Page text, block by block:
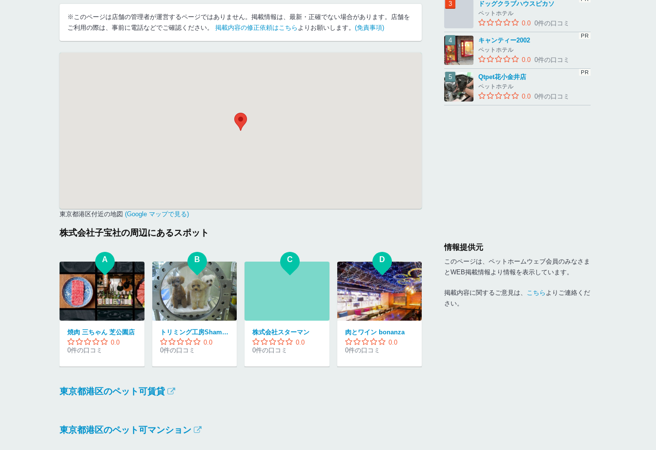
※このページは店舗の管理者が運営するページではありません。掲載情報は、最新・正確でない場合があります。店舗を
ご利用の際は、事前に電話などでご確認ください。 掲載内容の修正依頼はこちら よりお願いします。 (免責事項)
東京都港区付近の地図 (Google マップで見る)
株式会社子宝社の周辺にあるスポット
A
焼肉 三ちゃん 芝公園店
0.0
0件の口コミ
B
トリミング工房Shampoo
0.0
0件の口コミ
C
株式会社スターマン
0.0
0件の口コミ
D
肉とワイン bonanza
0.0
0件の口コミ
東京都港区のペット可賃貸
東京都港区のペット可マンション
ドッグクラブハウスピカソ
ペットホテル
0.0 0件の口コミ
キャンティー2002
ペットホテル
0.0 0件の口コミ
Qtpet花小金井店
ペットホテル
0.0 0件の口コミ
情報提供元
このページは、ペットホームウェブ会員のみなさま
とWEB掲載情報より情報を表示しています。
掲載内容に関するご意見は、 こちら よりご連絡くだ
さい。